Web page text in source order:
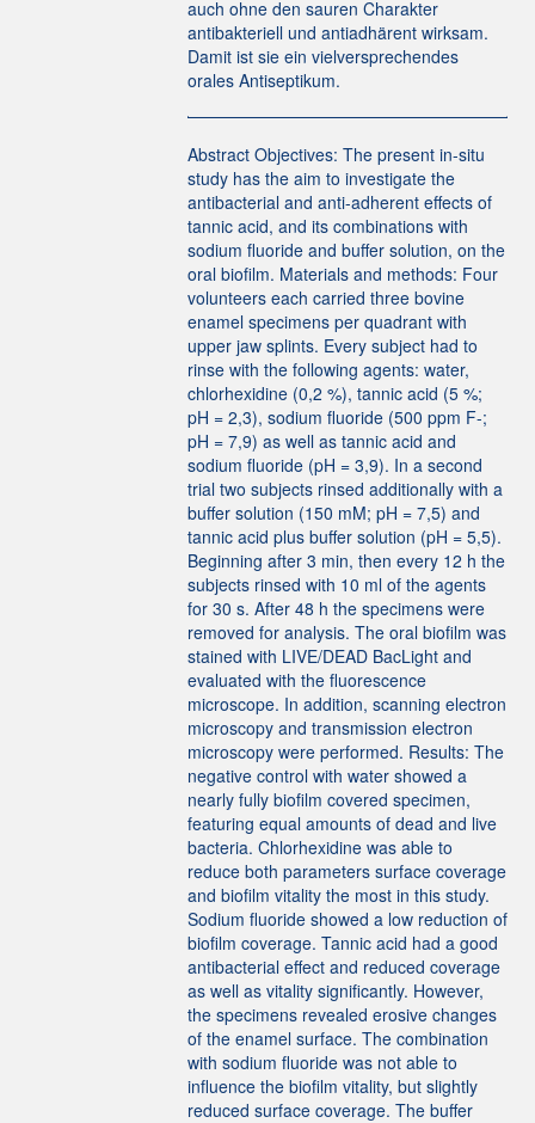
auch ohne den sauren Charakter
antibakteriell und antiadhärent wirksam.
Damit ist sie ein vielversprechendes
orales Antiseptikum.
Abstract Objectives: The present in-situ
study has the aim to investigate the
antibacterial and anti-adherent effects of
tannic acid, and its combinations with
sodium fluoride and buffer solution, on the
oral biofilm. Materials and methods: Four
volunteers each carried three bovine
enamel specimens per quadrant with
upper jaw splints. Every subject had to
rinse with the following agents: water,
chlorhexidine (0,2 %), tannic acid (5 %;
pH = 2,3), sodium fluoride (500 ppm F-;
pH = 7,9) as well as tannic acid and
sodium fluoride (pH = 3,9). In a second
trial two subjects rinsed additionally with a
buffer solution (150 mM; pH = 7,5) and
tannic acid plus buffer solution (pH = 5,5).
Beginning after 3 min, then every 12 h the
subjects rinsed with 10 ml of the agents
for 30 s. After 48 h the specimens were
removed for analysis. The oral biofilm was
stained with LIVE/DEAD BacLight and
evaluated with the fluorescence
microscope. In addition, scanning electron
microscopy and transmission electron
microscopy were performed. Results: The
negative control with water showed a
nearly fully biofilm covered specimen,
featuring equal amounts of dead and live
bacteria. Chlorhexidine was able to
reduce both parameters surface coverage
and biofilm vitality the most in this study.
Sodium fluoride showed a low reduction of
biofilm coverage. Tannic acid had a good
antibacterial effect and reduced coverage
as well as vitality significantly. However,
the specimens revealed erosive changes
of the enamel surface. The combination
with sodium fluoride was not able to
influence the biofilm vitality, but slightly
reduced surface coverage. The buffer